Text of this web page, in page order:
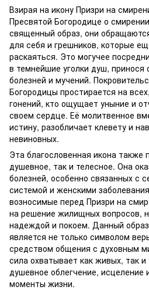
Взирая на икону Призри на
Пресвятой Богородице о
священный образ, они
для себя и грешников, которые
раскаяться. Это могучее
в темнейшие уголки душ, принося
болезней и мучений.
Богородицы простирается на
гонений, кто ощущает уныние и
своем сердце. Её молитвенное
истину, разобличает клевету и
невиновных.
Эта благословенная икона также
душевное, так и телесное. Она
болезней, особенно связанных с
системой и женскими
возносимые перед Призри на
на решение жилищных вопросов,
надеждой и покоем. Данный
является не только символом
средством общения с духовным
сила охватывает как живых, так
душевное облегчение, исцеление
моменты жизни.